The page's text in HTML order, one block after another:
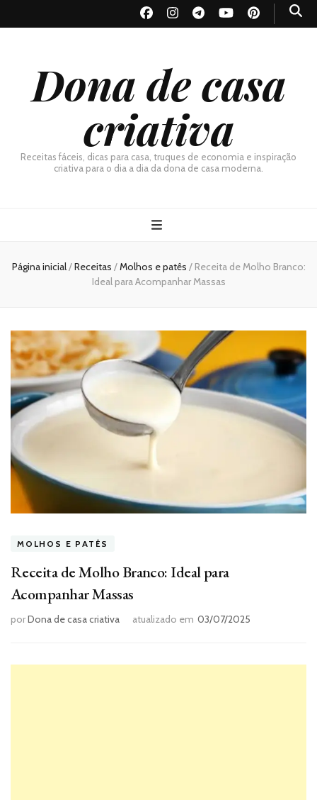
Dona de casa
criativa
Receitas fáceis, dicas para casa, truques de economia e inspiração
criativa para o dia a dia da dona de casa moderna.
Página inicial/Receitas /Molhos e patês / Receita de Molho Branco:
Ideal para Acompanhar Massas
MOLHOS E PATÊS
Receita de Molho Branco: Ideal para
Acompanhar Massas
porDona de casa criativa atualizado em 03/07/2025